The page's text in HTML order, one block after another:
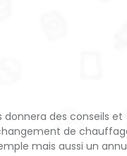
des conseils et
de
mais aussi un